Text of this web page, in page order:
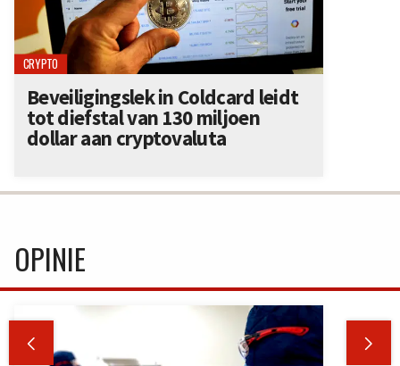
CRYPTO
Beveiligingslek in Coldcard leidt
tot diefstal van 130 miljoen
dollar aan cryptovaluta
OPINIE
 